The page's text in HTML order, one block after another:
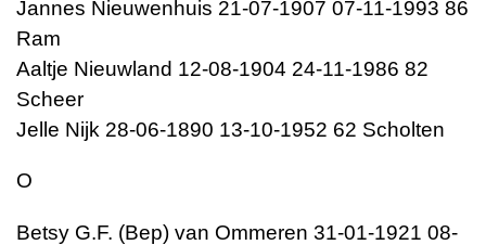
Jannes Nieuwenhuis 21-07-1907 07-11-1993 86
Ram
Aaltje Nieuwland 12-08-1904 24-11-1986 82
Scheer
Jelle Nijk 28-06-1890 13-10-1952 62 Scholten
O
Betsy G.F. (Bep) van Ommeren 31-01-1921 08-